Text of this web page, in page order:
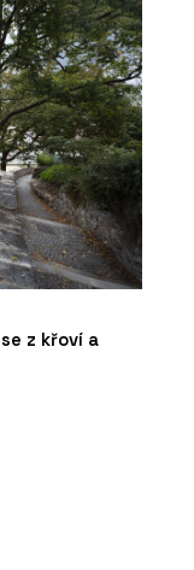
z křoví a